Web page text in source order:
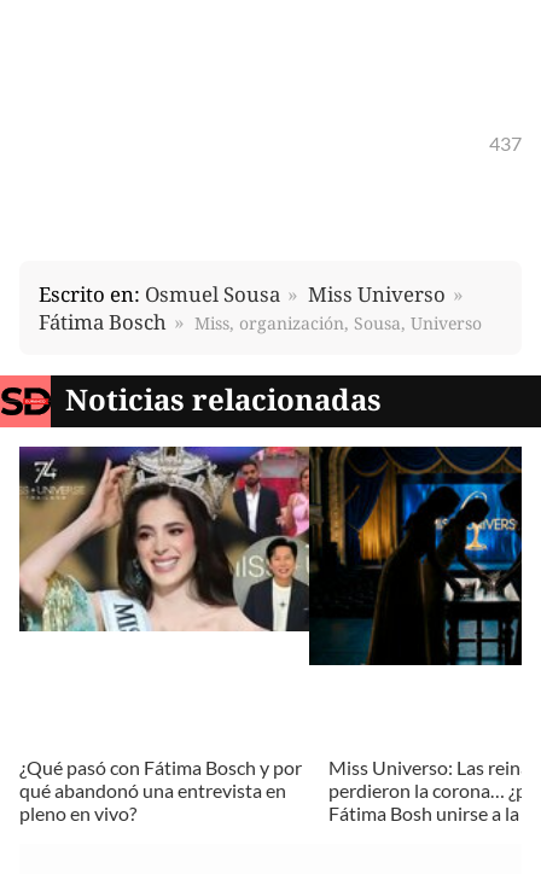
437
Escrito en: Osmuel Sousa
Miss Universo
Fátima Bosch
Miss, organización, Sousa, Universo
Noticias relacionadas
¿Qué pasó con Fátima Bosch y por
qué abandonó una entrevista en
pleno en vivo?
Miss Universo: Las
perdieron la corona…
Fátima Bosh unirse a la